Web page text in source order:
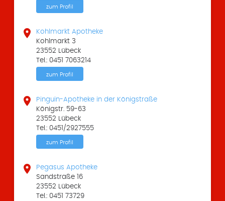
zum Profil

Kohlmarkt Apotheke
Kohlmarkt 3
23552 Lübeck
Tel.: 0451 7063214
zum Profil

Pinguin-Apotheke in der Königstraße
Königstr. 59-63
23552 Lübeck
Tel.: 0451/2927555
zum Profil

Pegasus Apotheke
Sandstraße 16
23552 Lübeck
Tel.: 0451 73729